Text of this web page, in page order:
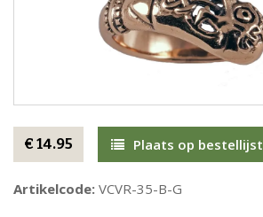
€ 14.95 Plaats op bestellijst
Artikelcode: VCVR-35-B-G